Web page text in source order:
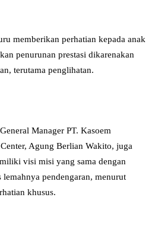
memberikan perhatian kepada anak
penurunan prestasi dikarenakan
terutama penglihatan.
Manager PT. Kasoem
Agung Berlian Wakito, juga
visi misi yang sama dengan
pendengaran, menurut
khusus.